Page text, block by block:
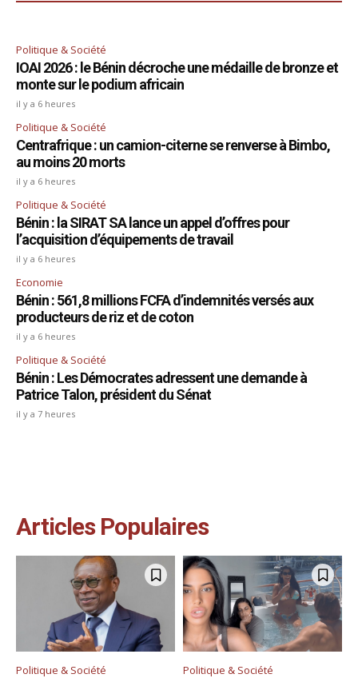
Politique & Société
IOAI 2026 : le Bénin décroche une médaille de bronze et
monte sur le podium africain
il y a 6 heures
Politique & Société
Centrafrique : un camion-citerne se renverse à Bimbo,
au moins 20 morts
il y a 6 heures
Politique & Société
Bénin : la SIRAT SA lance un appel d’offres pour
l’acquisition d’équipements de travail
il y a 6 heures
Economie
Bénin : 561,8 millions FCFA d’indemnités versés aux
producteurs de riz et de coton
il y a 6 heures
Politique & Société
Bénin : Les Démocrates adressent une demande à
Patrice Talon, président du Sénat
il y a 7 heures
Articles Populaires
Politique & Société Politique & Société